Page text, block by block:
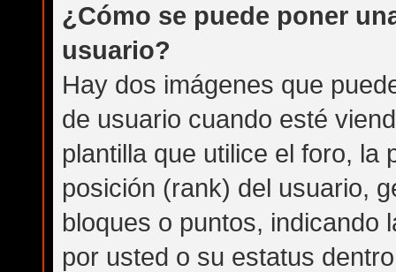
¿Cómo se puede poner
usuario?
Hay dos imágenes que
de usuario cuando esté
plantilla que utilice el foro, la
posición (rank) del usuario,
bloques o puntos, indicando
por usted o su estatus